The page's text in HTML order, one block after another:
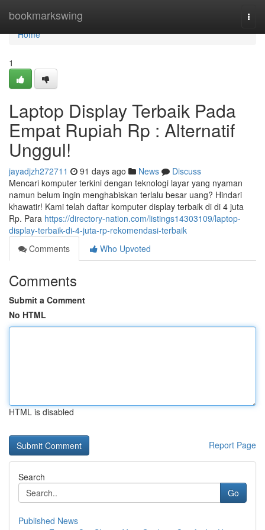
bookmarkswing
Home
Home
1
Laptop Display Terbaik Pada
Empat Rupiah Rp : Alternatif
Unggul!
jayadjzh272711 91 days ago News
Discuss
Mencari komputer terkini dengan teknologi layar yang nyaman
namun belum ingin menghabiskan terlalu besar uang? Hindari
khawatir! Kami telah daftar komputer display terbaik di di 4 juta
Rp. Para https://directory-nation.com/listings14303109/laptop-
display-terbaik-di-4-juta-rp-rekomendasi-terbaik
Comments
Who Upvoted
Comments
Submit a Comment
No HTML
HTML is disabled
Report Page
Search
Go
Published News